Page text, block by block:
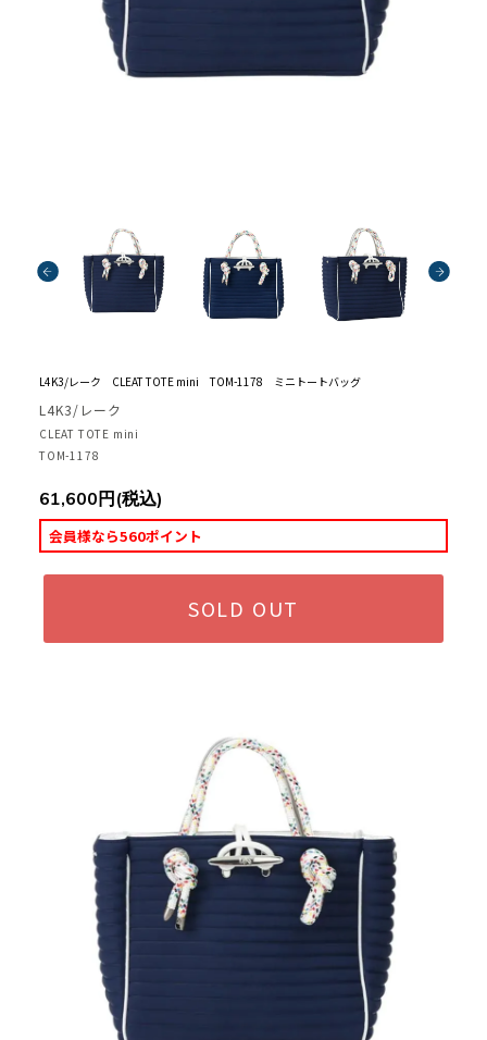
L4K3/レーク CLEAT TOTE mini TOM-1178 ミニトートバッグ
L4K3/レーク
CLEAT TOTE mini
TOM-1178
61,600円(税込)
会員様なら560ポイント
SOLD OUT